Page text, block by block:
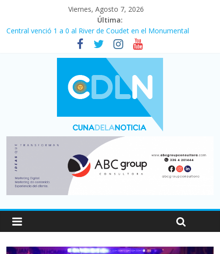
Viernes, Agosto 7, 2026
Última:
Central venció 1 a 0 al River de Coudet en el Monumental
La morosidad alcanzó su nivel más alto en dos décadas y ya
afecta a 400 mil deudores en Santa Fe
Desde que asumió Milei cerraron 41.000 kioscos: el sector
denuncia crisis como en 2001
Vacaciones de invierno con más movimiento y consumo
turístico: 4,6 millones de personas viajaron por el país, un 5,9%
Fuerte caída de la venta de autos usados en julio: bajó un 12,6%